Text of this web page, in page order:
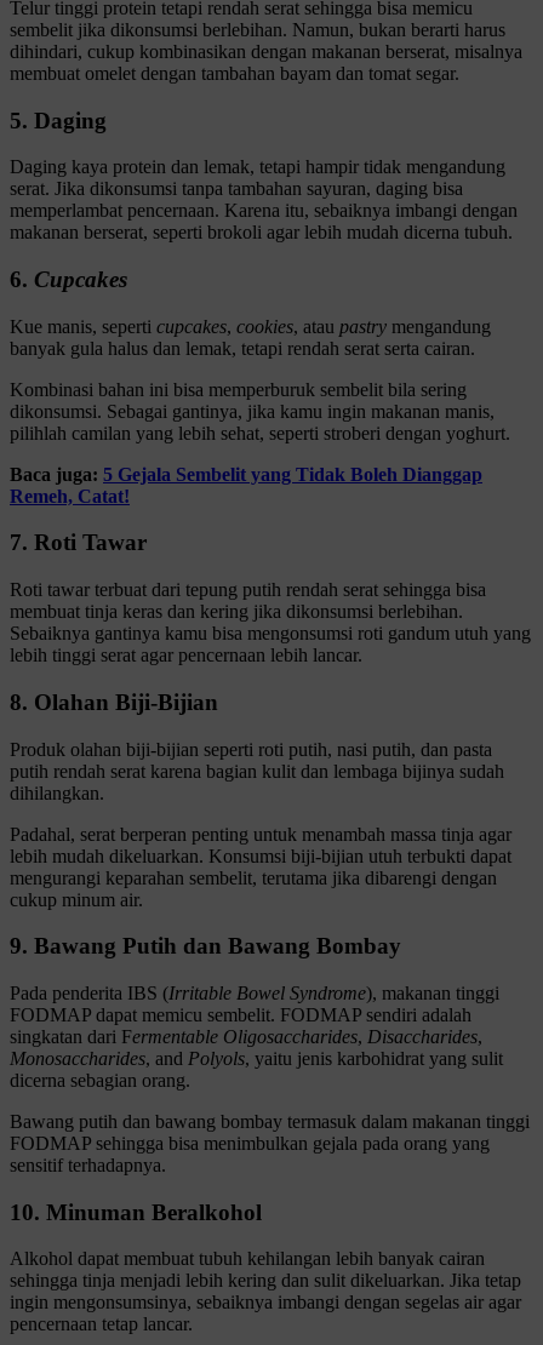
Telur tinggi protein tetapi rendah serat sehingga bisa memicu
sembelit jika dikonsumsi berlebihan. Namun, bukan berarti harus
dihindari, cukup kombinasikan dengan makanan berserat, misalnya
membuat omelet dengan tambahan bayam dan tomat segar.
5. Daging
Daging kaya protein dan lemak, tetapi hampir tidak mengandung
serat. Jika dikonsumsi tanpa tambahan sayuran, daging bisa
memperlambat pencernaan. Karena itu, sebaiknya imbangi dengan
makanan berserat, seperti brokoli agar lebih mudah dicerna tubuh.
6. Cupcakes
Kue manis, seperti cupcakes, cookies, atau pastry mengandung
banyak gula halus dan lemak, tetapi rendah serat serta cairan.
Kombinasi bahan ini bisa memperburuk sembelit bila sering
dikonsumsi. Sebagai gantinya, jika kamu ingin makanan manis,
pilihlah camilan yang lebih sehat, seperti stroberi dengan yoghurt.
Baca juga: 5 Gejala Sembelit yang Tidak Boleh Dianggap
Remeh, Catat!
7. Roti Tawar
Roti tawar terbuat dari tepung putih rendah serat sehingga bisa
membuat tinja keras dan kering jika dikonsumsi berlebihan.
Sebaiknya gantinya kamu bisa mengonsumsi roti gandum utuh yang
lebih tinggi serat agar pencernaan lebih lancar.
8. Olahan Biji-Bijian
Produk olahan biji-bijian seperti roti putih, nasi putih, dan pasta
putih rendah serat karena bagian kulit dan lembaga bijinya sudah
dihilangkan.
Padahal, serat berperan penting untuk menambah massa tinja agar
lebih mudah dikeluarkan. Konsumsi biji-bijian utuh terbukti dapat
mengurangi keparahan sembelit, terutama jika dibarengi dengan
cukup minum air.
9. Bawang Putih dan Bawang Bombay
Pada penderita IBS (Irritable Bowel Syndrome), makanan tinggi
FODMAP dapat memicu sembelit. FODMAP sendiri adalah
singkatan dari Fermentable Oligosaccharides, Disaccharides,
Monosaccharides, and Polyols, yaitu jenis karbohidrat yang sulit
dicerna sebagian orang.
Bawang putih dan bawang bombay termasuk dalam makanan tinggi
FODMAP sehingga bisa menimbulkan gejala pada orang yang
sensitif terhadapnya.
10. Minuman Beralkohol
Alkohol dapat membuat tubuh kehilangan lebih banyak cairan
sehingga tinja menjadi lebih kering dan sulit dikeluarkan. Jika tetap
ingin mengonsumsinya, sebaiknya imbangi dengan segelas air agar
pencernaan tetap lancar.